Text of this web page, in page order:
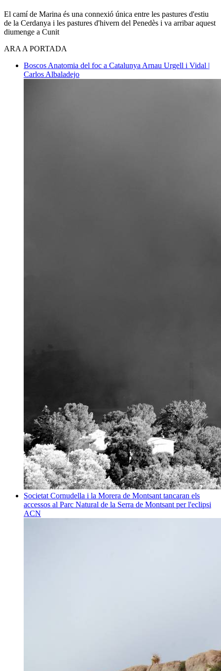
El camí de Marina és una connexió única entre les pastures d'estiu
de la Cerdanya i les pastures d'hivern del Penedès i va arribar aquest
diumenge a Cunit
ARA A PORTADA
Boscos Anatomia del foc a Catalunya Arnau Urgell i Vidal |
Carlos Albaladejo
Societat Cornudella i la Morera de Montsant tancaran els
accessos al Parc Natural de la Serra de Montsant per l'eclipsi
ACN